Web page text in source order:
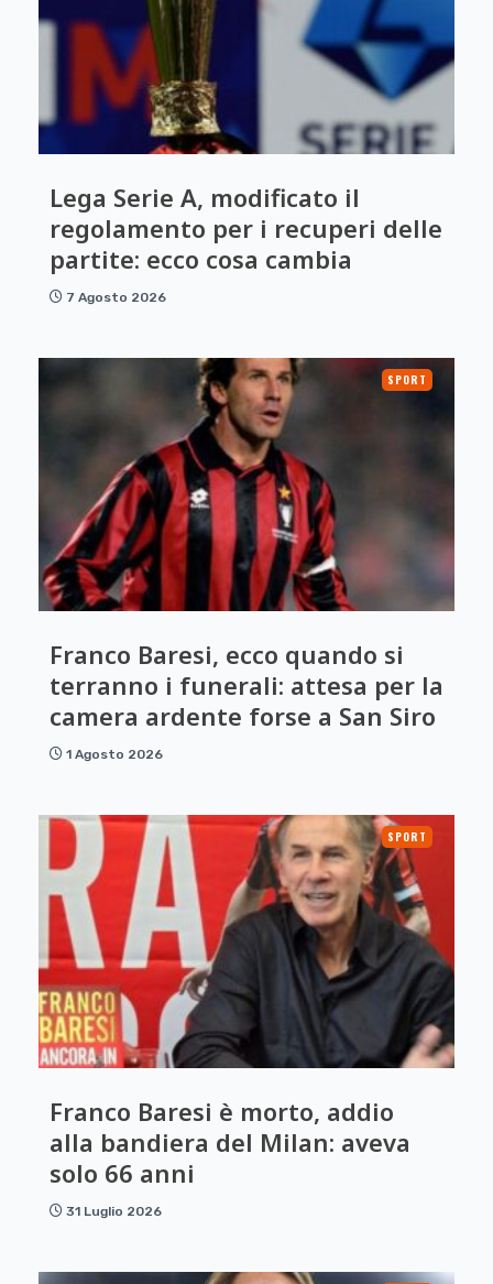
Lega Serie A, modificato il
regolamento per i recuperi delle
partite: ecco cosa cambia
7 Agosto 2026
SPORT
Franco Baresi, ecco quando si
terranno i funerali: attesa per la
camera ardente forse a San Siro
1 Agosto 2026
SPORT
Franco Baresi è morto, addio
alla bandiera del Milan: aveva
solo 66 anni
31 Luglio 2026